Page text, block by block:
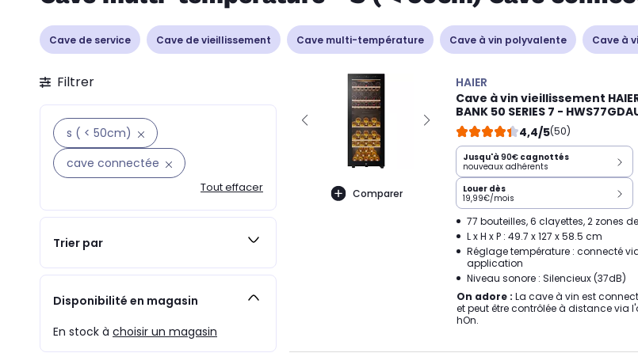
Cave de service Cave de vieillissement Cave multi-température Cave à vin polyvalente Cave à
Filtrer
s ( < 50cm)
cave connectée
Tout effacer
Trier par
Disponibilité en magasin
En stock à choisir un magasin
Comparer
HAIER
Cave à vin vieillissement
BANK 50 SERIES 7 -
4,4/5(50)
Jusqu'à 90€ cagnottés
nouveaux adhérents
Louer dès
19,99€/mois
77 bouteilles, 6 clayettes, 2 zones de
L x H x P : 49.7 x 127 x 58.5 cm
Réglage température : connecté
application
Niveau sonore : Silencieux (37dB)
On adore : La cave à vin est
et peut être contrôlée à distance via
hOn.